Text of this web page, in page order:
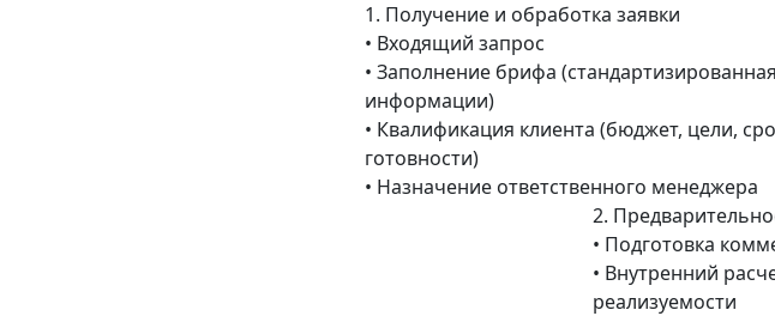
1. Получение и обработка заявки
• Входящий запрос
• Заполнение брифа
информации)
• Квалификация клиента (бюджет, цели,
готовности)
• Назначение ответственного менеджера
2.
• Подготовка
• Внутренний
реализуемости